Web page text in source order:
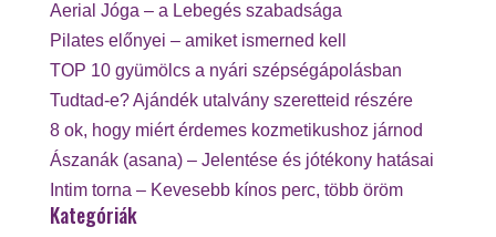
Aerial Jóga – a Lebegés szabadsága
Pilates előnyei – amiket ismerned kell
TOP 10 gyümölcs a nyári szépségápolásban
Tudtad-e? Ajándék utalvány szeretteid részére
8 ok, hogy miért érdemes kozmetikushoz járnod
Ászanák (asana) – Jelentése és jótékony hatásai
Intim torna – Kevesebb kínos perc, több öröm
Kategóriák